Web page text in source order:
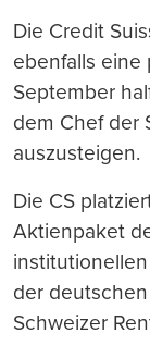
Die Credit
ebenfalls eine
September
dem Chef der
auszusteigen.
Die CS
Aktienpaket
der
Schweizer